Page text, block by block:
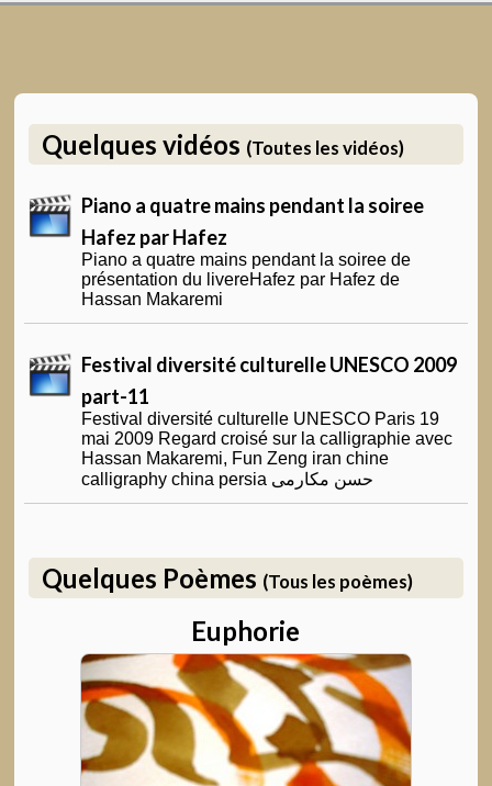
Quelques vidéos (Toutes les vidéos)
Piano a quatre mains pendant la soiree
Hafez par Hafez
Piano a quatre mains pendant la soiree de
présentation du livereHafez par Hafez de
Hassan Makaremi
Festival diversité culturelle UNESCO 2009
part-11
Festival diversité culturelle UNESCO Paris 19
mai 2009 Regard croisé sur la calligraphie avec
Hassan Makaremi, Fun Zeng iran chine
calligraphy china persia حسن مکارمی
Quelques Poèmes (Tous les poèmes)
Euphorie